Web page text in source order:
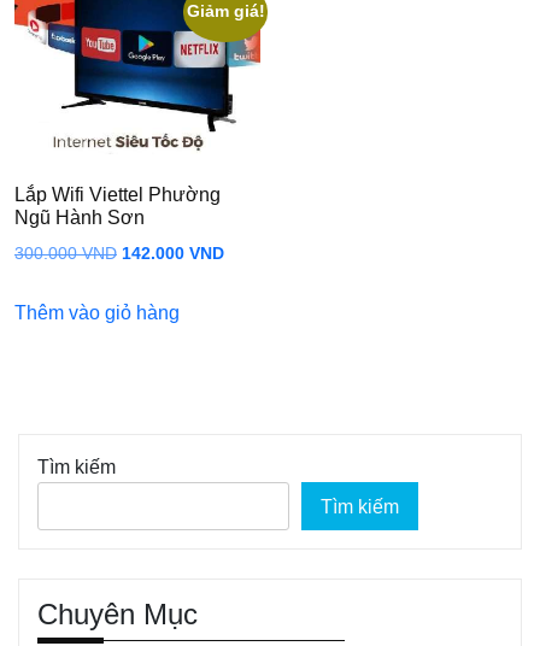
Giảm giá!
Lắp Wifi Viettel Phường
Ngũ Hành Sơn
300.000VND Giá
là:
142.000 VNDGiá
Thêm vào giỏ hàng
Tìm kiếm
Tìm kiếm
Chuyên Mục